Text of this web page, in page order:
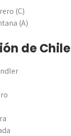
(C)
(A)
de Chile